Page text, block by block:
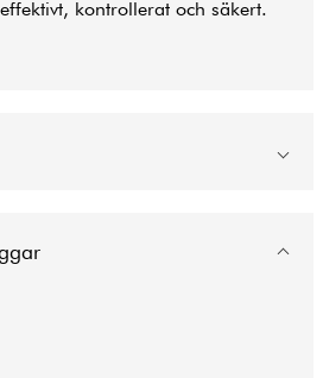
kontrollerat och säkert.